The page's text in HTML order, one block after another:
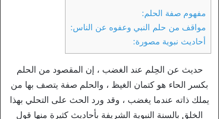
مفهوم صفة الحلم:
مواقف من حلم النبي وعفوه عن الناس:
أحاديث نبوية مصورة:
حديث عن الحِلم عند الغضب ، إن المقصود من الحلم
بكسر الحاء هو كتمان الغيظ ، والحلم صفة يتصف بها من
يملك ذاته عندما يغضب ، وقد ورد الحث على التحلي بهذا
الخلق بالسنة النبوية الشريفة بأحاديث كثيرة منها قول